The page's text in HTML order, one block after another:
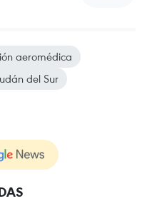
aeromédica
del Sur